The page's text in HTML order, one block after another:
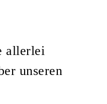
allerlei
unseren